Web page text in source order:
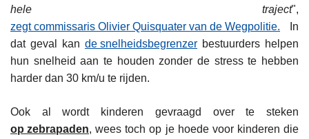
hele traject",
zegt commissaris Olivier Quisquater van de Wegpolitie. In
dat geval kan de snelheidsbegrenzer bestuurders helpen
hun snelheid aan te houden zonder de stress te hebben
harder dan 30 km/u te rijden.
Ook al wordt kinderen gevraagd over te steken
op zebrapaden, wees toch op je hoede voor kinderen die